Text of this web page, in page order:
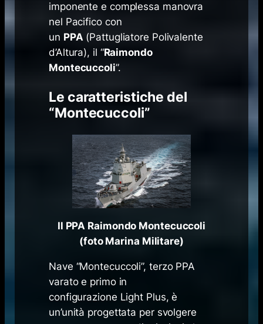
imponente e complessa manovra
nel Pacifico con
un PPA(Pattugliatore Polivalente
d’Altura), il “Raimondo
Montecuccoli”.
Le caratteristiche del
“Montecuccoli”
Il PPA Raimondo Montecuccoli
(foto Marina Militare)
Nave “Montecuccoli”, terzo PPA
varato e primo in
configurazione Light Plus, è
un’unità progettata per svolgere